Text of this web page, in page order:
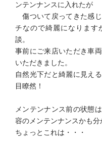
ンテンナンスに入れたが
傷ついて戻ってきた感
チなので綺麗になります
談。
事前にご来店いただき車
いただきました。
自然光下だと綺麗に見え
目瞭然！
メンテンナンス前の状態
容のメンテンナンスかも
ちょっとこれは・・・